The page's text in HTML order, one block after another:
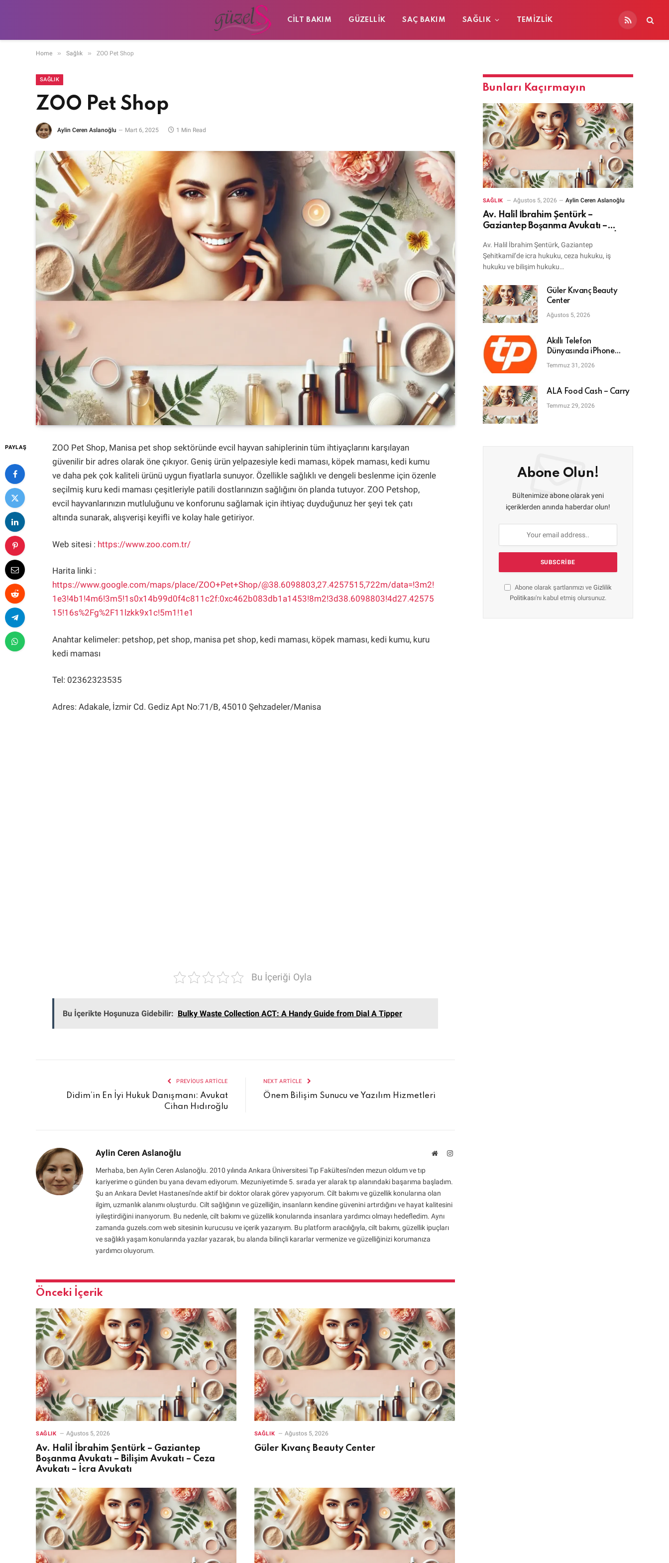
CILT BAKIM GÜZELLIK SAÇ BAKIM SAĞLIK TEMIZLIK
RSS
Home » Sağlık » ZOO Pet Shop
SAĞLIK
ZOO Pet Shop
Aylin Ceren Aslanoğlu Mart 6, 2025 1 Min Read
PAYLAŞ
ZOO Pet Shop, Manisa pet shop sektöründe evcil hayvan sahiplerinin tüm ihtiyaçlarını karşılayan
güvenilir bir adres olarak öne çıkıyor. Geniş ürün yelpazesiyle kedi maması, köpek maması, kedi kumu
ve daha pek çok kaliteli ürünü uygun fiyatlarla sunuyor. Özellikle sağlıklı ve dengeli beslenme için özenle
seçilmiş kuru kedi maması çeşitleriyle patili dostlarınızın sağlığını ön planda tutuyor. ZOO Petshop,
evcil hayvanlarınızın mutluluğunu ve konforunu sağlamak için ihtiyaç duyduğunuz her şeyi tek çatı
altında sunarak, alışverişi keyifli ve kolay hale getiriyor.
Web sitesi : https://www.zoo.com.tr/
Harita linki :
https://www.google.com/maps/place/ZOO+Pet+Shop/@38.6098803,27.4257515,722m/data=!3m2!
1e3!4b1!4m6!3m5!1s0x14b99d0f4c811c2f:0xc462b083db1a1453!8m2!3d38.6098803!4d27.42575
15!16s%2Fg%2F11lzkk9x1c!5m1!1e1
Anahtar kelimeler: petshop, pet shop, manisa pet shop, kedi maması, köpek maması, kedi kumu, kuru
kedi maması
Tel: 02362323535
Adres: Adakale, İzmir Cd. Gediz Apt No:71/B, 45010 Şehzadeler/Manisa
Bu İçeriği Oyla
Bu İçerikte Hoşunuza Gidebilir: Bulky Waste Collection ACT: A Handy Guide from Dial A Tipper
PREVIOUS ARTICLE
Didim’in En İyi Hukuk Danışmanı: Avukat
Cihan Hıdıroğlu
NEXT ARTICLE
Önem Bilişim Sunucu ve Yazılım Hizmetleri
Aylin Ceren Aslanoğlu WebsiteInstagram
Merhaba, ben Aylin Ceren Aslanoğlu. 2010 yılında Ankara Üniversitesi Tıp Fakültesi'nden mezun oldum ve tıp
kariyerime o günden bu yana devam ediyorum. Mezuniyetimde 5. sırada yer alarak tıp alanındaki başarıma başladım.
Şu an Ankara Devlet Hastanesi'nde aktif bir doktor olarak görev yapıyorum. Cilt bakımı ve güzellik konularına olan
ilgim, uzmanlık alanımı oluşturdu. Cilt sağlığının ve güzelliğin, insanların kendine güvenini artırdığını ve hayat kalitesini
iyileştirdiğini inanıyorum. Bu nedenle, cilt bakımı ve güzellik konularında insanlara yardımcı olmayı hedefledim. Aynı
zamanda guzels.com web sitesinin kurucusu ve içerik yazarıyım. Bu platform aracılığıyla, cilt bakımı, güzellik ipuçları
ve sağlıklı yaşam konularında yazılar yazarak, bu alanda bilinçli kararlar vermenize ve güzelliğinizi korumanıza
yardımcı oluyorum.
Önceki İçerik
SAĞLIK Ağustos 5, 2026
Av. Halil İbrahim Şentürk – Gaziantep
Boşanma Avukatı – Bilişim Avukatı – Ceza
Avukatı – İcra Avukatı
SAĞLIK Ağustos 5, 2026
Güler Kıvanç Beauty Center
Bunları Kaçırmayın
SAĞLIK Ağustos 5, 2026 Aylin Ceren Aslanoğlu
Av. Halil İbrahim Şentürk –
Gaziantep Boşanma Avukatı –
Avukatı
Av. Halil İbrahim Şentürk, Gaziantep
Şehitkamil’de icra hukuku, ceza hukuku, iş
hukuku ve bilişim hukuku…
Güler Kıvanç Beauty
Center
Ağustos 5, 2026
Akıllı Telefon
Dünyasında iPhone
Tamiri: En Doğru Adres
Temmuz 31, 2026
ALA Food Cash – Carry
Temmuz 29, 2026
Abone Olun!
Bültenimize abone olarak yeni
içeriklerden anında haberdar olun!
Abone olarak şartlarımızı ve Gizlilik
Politikası'nı kabul etmiş olursunuz.